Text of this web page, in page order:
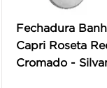
Fechadura
Capri Roseta
Cromado -